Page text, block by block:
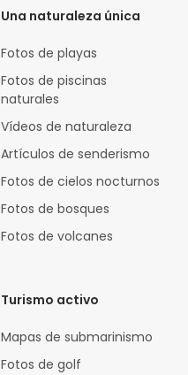
Una naturaleza única
Fotos de playas
Fotos de piscinas
naturales
Vídeos de naturaleza
Artículos de senderismo
Fotos de cielos nocturnos
Fotos de bosques
Fotos de volcanes
Turismo activo
Mapas de submarinismo
Fotos de golf